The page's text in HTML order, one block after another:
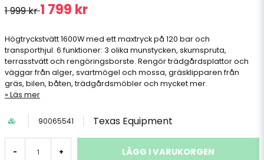
1 999 kr1 799 kr
Högtryckstvätt 1600W med ett maxtryck på 120 bar och
transporthjul. 6 funktioner: 3 olika munstycken, skumspruta,
terrasstvätt och rengöringsborste. Rengör trädgårdsplattor och
väggar från alger, svartmögel och mossa, gräsklipparen från
gräs, bilen, båten, trädgårdsmöbler och mycket mer.
Läs mer
90065541 Texas Equipment
- + LÄGG I VARUKORGEN